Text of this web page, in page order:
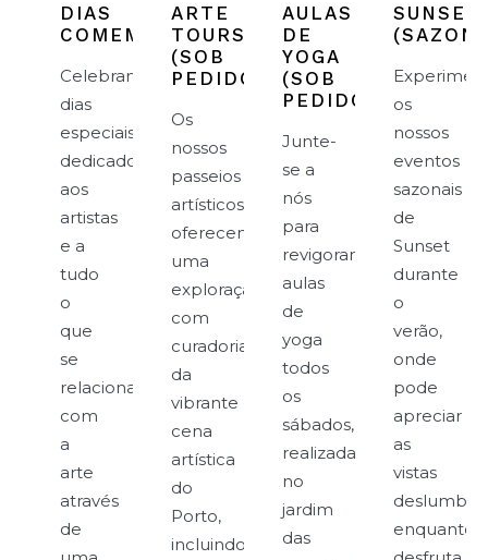
DIAS
COMEMORATIVOS
Celebramos
dias
especiais
dedicados
aos
artistas
e a
tudo
o
que
se
relaciona
com
a
arte
através
de
ARTE
TOURS
(SOB
PEDIDO)
Os
nossos
passeios
artísticos
oferecem
uma
exploração
com
curadoria
da
vibrante
cena
artística
do
Porto,
incluindo
AULAS
DE
YOGA
(SOB
PEDIDO)
Junte-
se a
nós
para
revigorantes
aulas
de
yoga
todos
os
sábados,
realizadas
no
jardim
das
SUNSET
os
nossos
eventos
sazonais
de
Sunset
durante
o
verão,
onde
pode
apreciar
as
vistas
enquanto